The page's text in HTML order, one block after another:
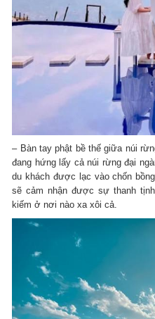
– Bàn tay phật bề thế giữa núi
đang hứng lấy cả núi rừng đại
du khách được lạc vào chốn
sẽ cảm nhận được sự thanh
kiếm ở nơi nào xa xôi cả.